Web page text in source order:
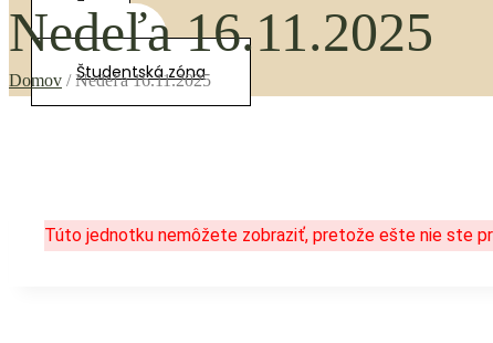
0,00€
Študentská zóna
Nedeľa 16.11.2025
Domov / Nedeľa 16.11.2025
Túto jednotku nemôžete zobraziť, pretože ešte nie ste